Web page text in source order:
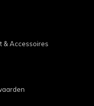
& Accessoires